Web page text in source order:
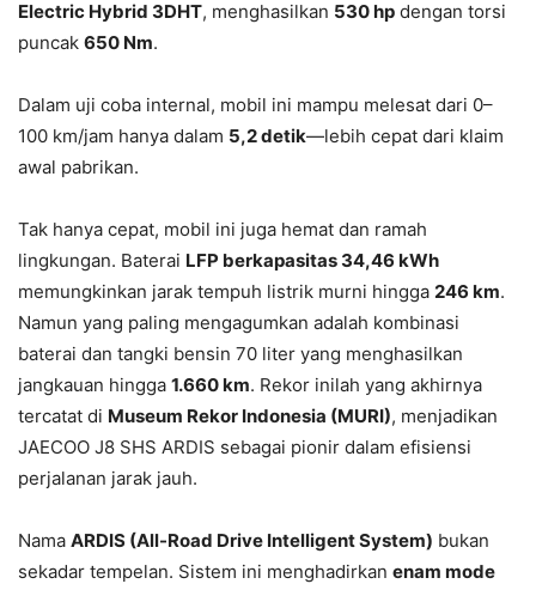
Electric Hybrid 3DHT, menghasilkan 530 hp dengan torsi
puncak 650 Nm.
Dalam uji coba internal, mobil ini mampu melesat dari 0–
100 km/jam hanya dalam 5,2 detik—lebih cepat dari klaim
awal pabrikan.
Tak hanya cepat, mobil ini juga hemat dan ramah
lingkungan. Baterai LFP berkapasitas 34,46 kWh
memungkinkan jarak tempuh listrik murni hingga 246 km.
Namun yang paling mengagumkan adalah kombinasi
baterai dan tangki bensin 70 liter yang menghasilkan
jangkauan hingga 1.660 km. Rekor inilah yang akhirnya
tercatat di Museum Rekor Indonesia (MURI), menjadikan
JAECOO J8 SHS ARDIS sebagai pionir dalam efisiensi
perjalanan jarak jauh.
Nama ARDIS (All-Road Drive Intelligent System) bukan
sekadar tempelan. Sistem ini menghadirkan enam mode